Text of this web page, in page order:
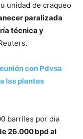
unidad de craqueo
paralizada
técnica y
con Pdvsa
las plantas
barriles por día
26.000 bpd al